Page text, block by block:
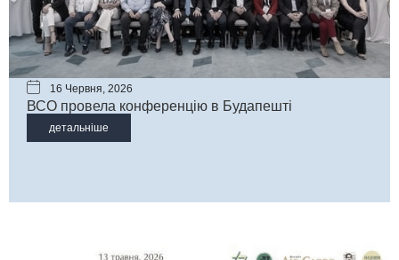
16 Червня, 2026
ВСО провела конференцію в Будапешті
детальніше